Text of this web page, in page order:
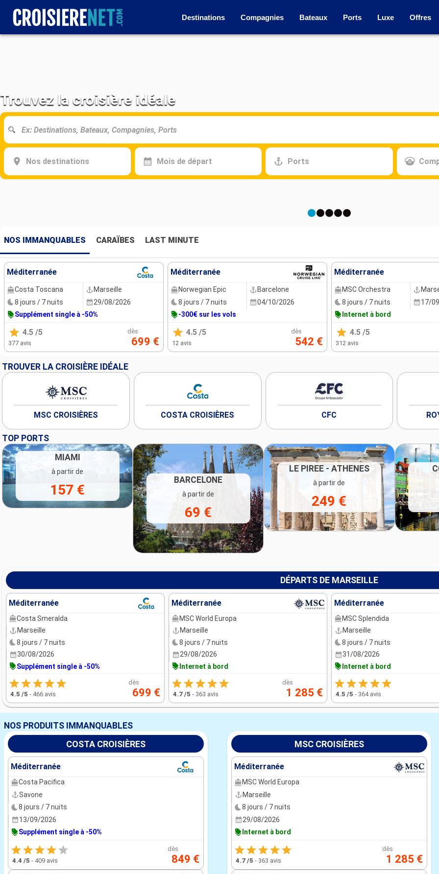
Destinations Compagnies Bateaux Ports Luxe Offres
Trouvez la croisière idéale
Nos destinations Mois de départ Ports
NOS IMMANQUABLES CARAÏBES LAST MINUTE
Méditerranée
Costa Toscana
Marseille
8 jours / 7 nuits
29/08/2026
Supplément single à -50%
4.5 /5
377 avis
dès
699 €
Méditerranée
Norwegian Epic
Barcelone
8 jours / 7 nuits
04/10/2026
-300€ sur les vols
4.5 /5
12 avis
dès
542 €
Méditerranée
MSC Orchestra
8 jours / 7 nuits
17/
Internet à bord
4.5 /5
312 avis
TROUVER LA CROISIÈRE IDÉALE
MSC CROISIÈRES COSTA CROISIÈRES CFC
TOP PORTS
MIAMI
à partir de
157 €
BARCELONE
à partir de
69 €
LE PIREE - ATHENES
à partir de
249 €
DÉPARTS DE MARSEILLE
Méditerranée
Costa Smeralda
Marseille
8 jours / 7 nuits
30/08/2026
Supplément single à -50%
4.5 /5 - 466 avis
dès
699 €
Méditerranée
MSC World Europa
Marseille
8 jours / 7 nuits
29/08/2026
Internet à bord
4.7 /5 - 363 avis
dès
1 285 €
Méditerranée
MSC Splendida
Marseille
8 jours / 7 nuits
31/08/2026
Internet à bord
4.5 /5 - 364 avis
NOS PRODUITS IMMANQUABLES
COSTA CROISIÈRES
Méditerranée
Costa Pacifica
Savone
8 jours / 7 nuits
13/09/2026
Supplément single à -50%
4.4 /5 - 409 avis
dès
849 €
MSC CROISIÈRES
Méditerranée
MSC World Europa
Marseille
8 jours / 7 nuits
29/08/2026
Internet à bord
4.7 /5 - 363 avis
dès
1 285 €